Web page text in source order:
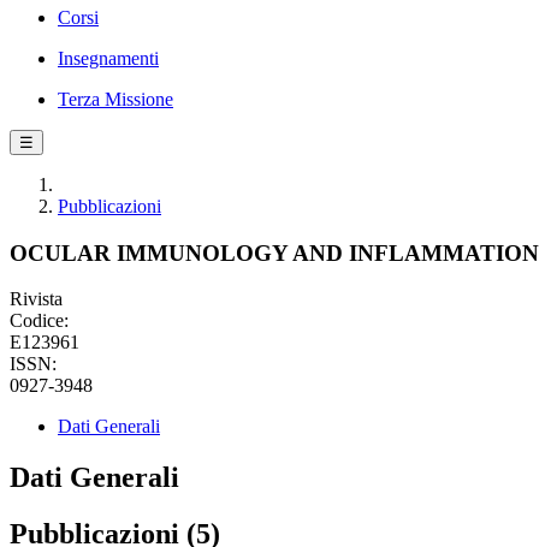
Corsi
Insegnamenti
Terza Missione
☰
Pubblicazioni
OCULAR IMMUNOLOGY AND INFLAMMATION
Rivista
Codice:
E123961
ISSN:
0927-3948
Dati Generali
Dati Generali
Pubblicazioni (5)